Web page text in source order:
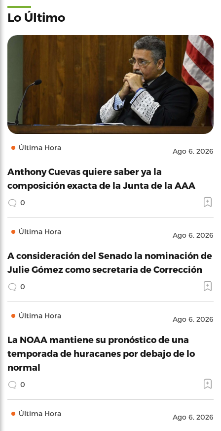
Lo Último
Última Hora Ago 6, 2026
Anthony Cuevas quiere saber ya la
composición exacta de la Junta de la AAA
0
Última Hora Ago 6, 2026
A consideración del Senado la nominación de
Julie Gómez como secretaria de Corrección
0
Última Hora Ago 6, 2026
La NOAA mantiene su pronóstico de una
temporada de huracanes por debajo de lo
normal
0
Última Hora Ago 6, 2026